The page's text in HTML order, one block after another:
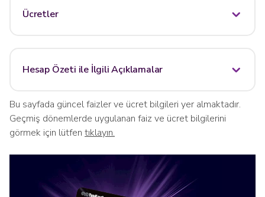
Ücretler
Hesap Özeti ile İlgili Açıklamalar
Bu sayfada güncel faizler ve ücret bilgileri yer almaktadır.
Geçmiş dönemlerde uygulanan faiz ve ücret bilgilerini
görmek için lütfen tıklayın.